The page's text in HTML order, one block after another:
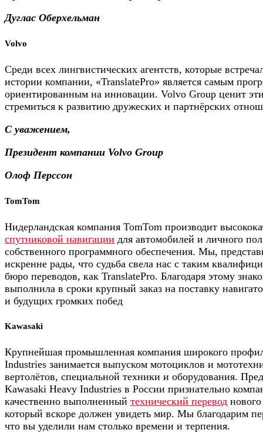
Дуглас Оберхельман
Volvo
Среди всех лингвистических агентств, которые
истории компании, «TranslatePro» является самым
ориентированным на инновации. Volvo Group ценит эти
стремиться к развитию дружеских и партнёрских
С уважением,
Президент компании Volvo Group
Олоф Перссон
TomTom
Нидерландская компания TomTom производит
спутниковой навигации для автомобилей и личного
собственного программного обеспечения. Мы,
искренне рады, что судьба свела нас с таким
бюро переводов, как TranslatePro. Благодаря этому
выполнила в сроки крупный заказ на поставку
и будущих громких побед
Kawasaki
Крупнейшая промышленная компания широкого
Industries занимается выпуском мотоциклов и
вертолётов, специальной техники и оборудования.
Kawasaki Heavy Industries в России признательно
качественно выполненный технический перевод
который вскоре должен увидеть мир. Мы благодарим
что вы уделили нам столько времени и терпения.